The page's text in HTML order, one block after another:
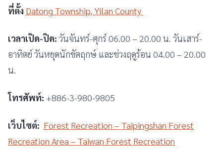
ที่ตั้ง Datong Township, Yilan County
เวลาเปิด-ปิด: วันจันทร์-ศุกร์ 06.00 – 20.00 น. วันเสาร์-
อาทิตย์ วันหยุดนักขัตฤกษ์ และช่วงฤดูร้อน 04.00 – 20.00
น.
โทรศัพท์: +886-3-980-9805
เว็บไซต์: Forest Recreation – Taipingshan Forest
Recreation Area – Taiwan Forest Recreation